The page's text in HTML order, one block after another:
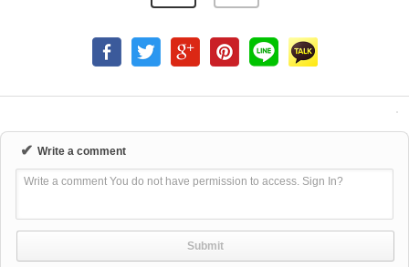
✔ Write a comment
Write a comment You do not have permission to access. Sign In?